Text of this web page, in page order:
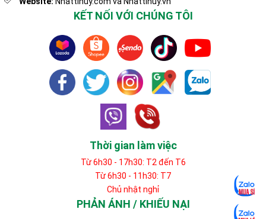
KẾT NỐI VỚI CHÚNG TÔI
Thời gian làm việc
Từ 6h30 - 17h30: T2 đến T6
Từ 6h30 - 11h30: T7
Chủ nhật nghỉ
PHẢN ÁNH / KHIẾU NẠI